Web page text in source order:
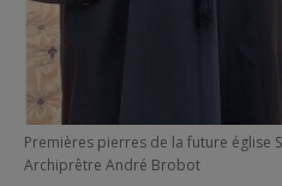
Premières pierres de la future église
Archiprêtre André Brobot